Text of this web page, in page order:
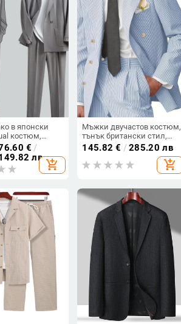
в японски
костюм,
с едно
от памук и
влакна
€ /
лв
add_shopping_cart
Мъжки двучастов костюм,
тънък британски стил,
двуреден с две копчета,
Peak Lapel, полиестер 70%
плат
145.82 € /285.20 лв
add_shopping_cart